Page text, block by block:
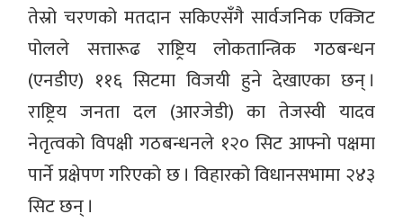
तेस्रो चरणको मतदान सकिएसँगै सार्वजनिक एक्जिट
पोलले सत्तारूढ राष्ट्रिय लोकतान्त्रिक गठबन्धन
(एनडीए) ११६ सिटमा विजयी हुने देखाएका छन् ।
राष्ट्रिय जनता दल (आरजेडी) का तेजस्वी यादव
नेतृत्वको विपक्षी गठबन्धनले १२० सिट आफ्नो पक्षमा
पार्ने प्रक्षेपण गरिएको छ । विहारको विधानसभामा २४३
सिट छन् ।